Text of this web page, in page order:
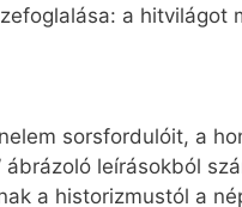
a hitvilágot
sorsfordulóit, a
ábrázoló leírásokból
a historizmustól a